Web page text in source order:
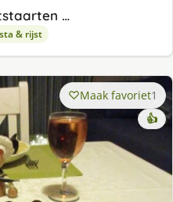
…
& rijst
Maak favoriet1
👍